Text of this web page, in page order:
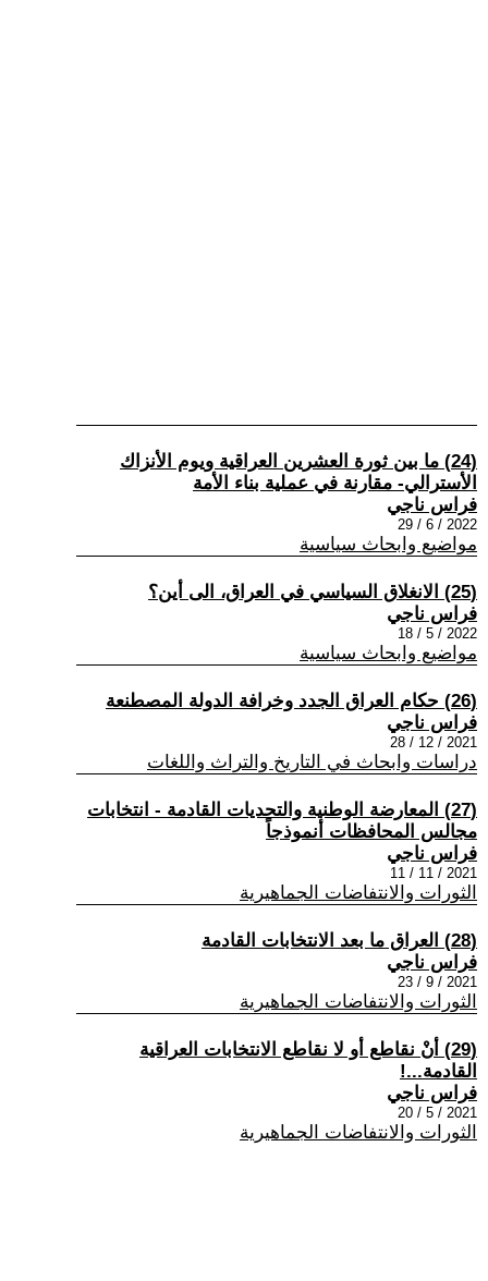
(24) ما بين ثورة العشرين العراقية ويوم الأنزاك
الأسترالي- مقارنة في عملية بناء الأمة
فراس ناجي
2022 / 6 / 29
مواضيع وابحاث سياسية
(25) الانغلاق السياسي في العراق، الى أين؟
فراس ناجي
2022 / 5 / 18
مواضيع وابحاث سياسية
(26) حكام العراق الجدد وخرافة الدولة المصطنعة
فراس ناجي
2021 / 12 / 28
دراسات وابحاث في التاريخ والتراث واللغات
(27) المعارضة الوطنية والتحديات القادمة - انتخابات
مجالس المحافظات أنموذجاً
فراس ناجي
2021 / 11 / 11
الثورات والانتفاضات الجماهيرية
(28) العراق ما بعد الانتخابات القادمة
فراس ناجي
2021 / 9 / 23
الثورات والانتفاضات الجماهيرية
(29) أنْ نقاطع أو لا نقاطع الانتخابات العراقية
القادمة...!
فراس ناجي
2021 / 5 / 20
الثورات والانتفاضات الجماهيرية